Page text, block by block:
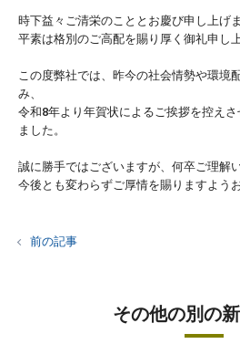
時下益々ご清栄のこととお慶び申し上げま
平素は格別のご高配を賜り厚く御礼申し
この度弊社では、昨今の社会情勢や環境
み、
令和8年より年賀状によるご挨拶を控え
ました。
誠に勝手ではございますが、何卒ご理解
今後とも変わらずご厚情を賜りますよう
前の記事
その他の別の